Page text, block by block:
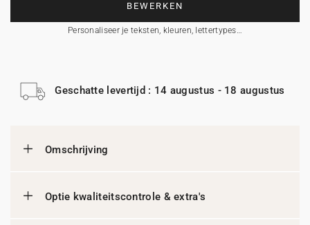
BEWERKEN
Personaliseer je teksten, kleuren, lettertypes…
Geschatte levertijd : 14 augustus - 18 augustus
Omschrijving
Optie kwaliteitscontrole & extra's